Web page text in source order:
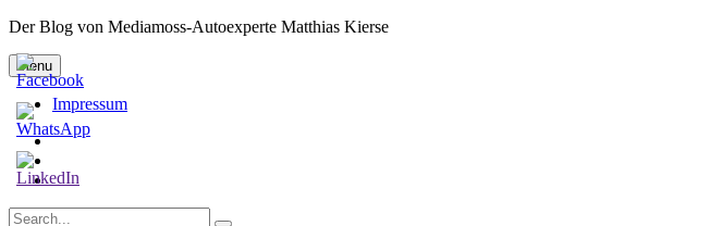
Der Blog von Mediamoss-Autoexperte Matthias Kierse
Menu
Impressum
Privatsphäre-
ändern
der
Einstellungen
Einwilligungen
Search